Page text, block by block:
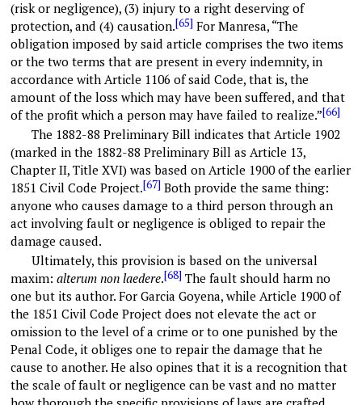
(risk or negligence), (3) injury to a right deserving of
protection, and (4) causation.[65] For Manresa, “The
obligation imposed by said article comprises the two items
or the two terms that are present in every indemnity, in
accordance with Article 1106 of said Code, that is, the
amount of the loss which may have been suffered, and that
of the profit which a person may have failed to realize.”[66]
The 1882-88 Preliminary Bill indicates that Article 1902
(marked in the 1882-88 Preliminary Bill as Article 13,
Chapter II, Title XVI) was based on Article 1900 of the earlier
1851 Civil Code Project.[67] Both provide the same thing:
anyone who causes damage to a third person through an
act involving fault or negligence is obliged to repair the
damage caused.
Ultimately, this provision is based on the universal
maxim: alterum non laedere.[68] The fault should harm no
one but its author. For Garcia Goyena, while Article 1900 of
the 1851 Civil Code Project does not elevate the act or
omission to the level of a crime or to one punished by the
Penal Code, it obliges one to repair the damage that he
cause to another. He also opines that it is a recognition that
the scale of fault or negligence can be vast and no matter